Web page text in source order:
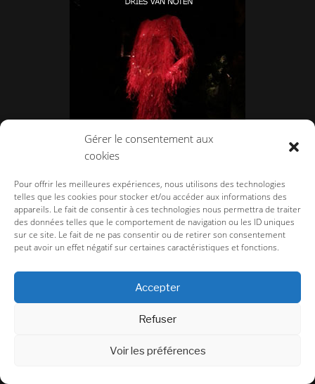
Gérer le consentement aux
cookies
Pour offrir les meilleures expériences, nous utilisons des technologies
telles que les cookies pour stocker et/ou accéder aux informations des
appareils. Le fait de consentir à ces technologies nous permettra de traiter
des données telles que le comportement de navigation ou les ID uniques
sur ce site. Le fait de ne pas consentir ou de retirer son consentement
peut avoir un effet négatif sur certaines caractéristiques et fonctions.
Accepter
Refuser
Voir les préférences
décoratifs.